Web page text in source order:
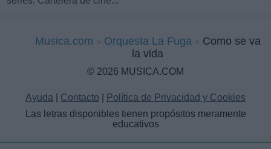
Musica.com Orquesta La Fuga
Como se va
la vida
© 2026 MUSICA.COM
Ayuda Contacto
Política de Privacidad y Cookies
Las letras disponibles tienen propósitos meramente
educativos